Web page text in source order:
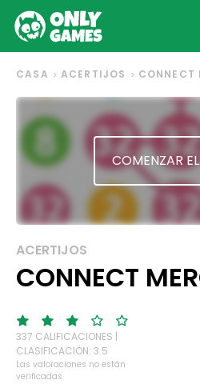
CASA ACERTIJOS CONNECT
COMENZAR
ACERTIJOS
CONNECT
337 CALIFICACIONES |
CLASIFICACIÓN: 3.5
Las valoraciones no están
verificadas